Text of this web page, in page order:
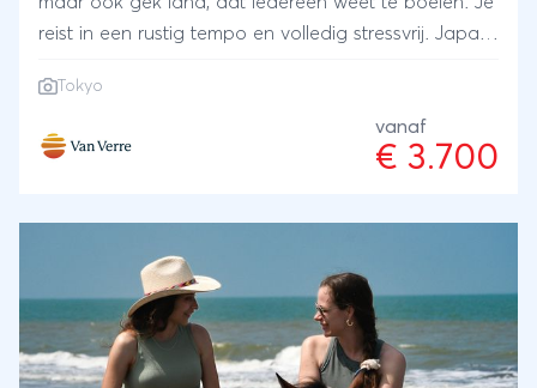
reist in een rustig tempo en volledig stressvrij. Japan
leuke themaparken zoals Tokyo Disney. Excursies
zijn niet alleen stadstours langs monumenten, maar
ook leuke hands-on ervaringen. Denk aan
lunchbox maken, onder het eten Nintendo spelen.
Want dat hoort ook allemaal bij Japan!
Tokyo
vanaf
€ 3.700